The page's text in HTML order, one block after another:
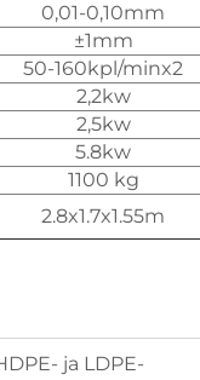
0,01-0,10mm
±1mm
50-160kpl/minx2
2,2kw
2,5kw
5.8kw
1100 kg
2.8x1.7x1.55m
ja LDPE-